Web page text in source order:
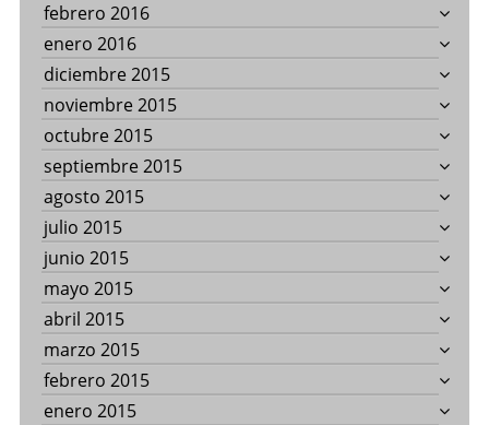
febrero 2016
enero 2016
diciembre 2015
noviembre 2015
octubre 2015
septiembre 2015
agosto 2015
julio 2015
junio 2015
mayo 2015
abril 2015
marzo 2015
febrero 2015
enero 2015